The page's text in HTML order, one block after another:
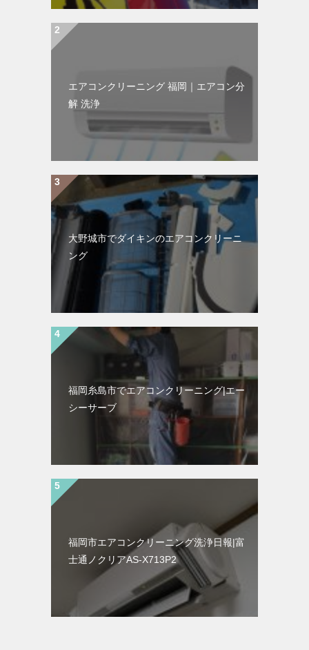
エアコンクリーニング 福岡｜エアコン分
解 洗浄
大野城市でダイキンのエアコンクリーニ
ング
福岡糸島市でエアコンクリーニング|エー
シーサーブ
福岡市エアコンクリーニング洗浄日報|富
士通ノクリアAS-X713P2